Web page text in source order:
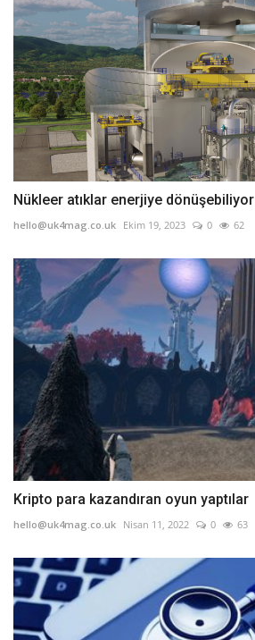
Nükleer atıklar enerjiye dönüşebiliyor
hello@uk4mag.co.uk Ekim 19, 2023 0 62
Kripto para kazandıran oyun yaptılar
hello@uk4mag.co.uk Nisan 11, 2022 0 63